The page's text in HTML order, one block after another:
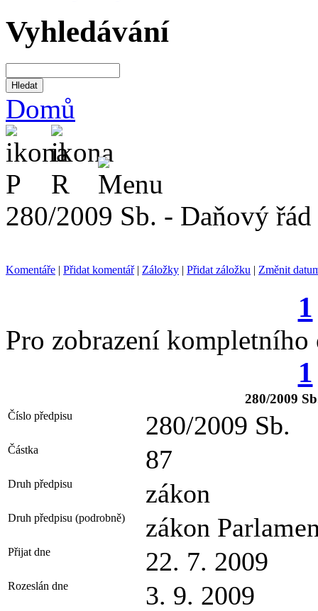
Vyhledávání
Domů
280/2009 Sb. - Daňový řád
Komentáře | Přidat komentář| Záložky | Přidat záložku | Změnit
1
Pro zobrazení kompletního
1
280/2009
Číslo předpisu 280/2009 Sb.
Částka 87
Druh předpisu zákon
Druh předpisu (podrobně) zákon
Přijat dne 22. 7. 2009
Rozeslán dne 3. 9. 2009